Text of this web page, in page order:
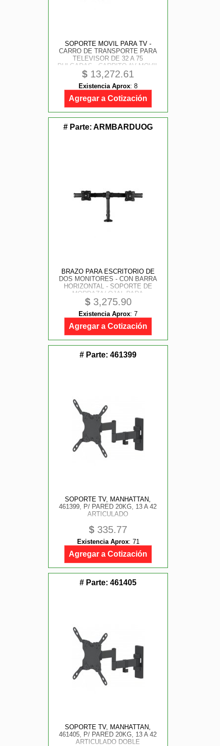
SOPORTE MOVIL PARA TV -
CARRO DE TRANSPORTE PARA
TELEVISOR DE 32 A 75
PULGADAS - CARRITO AV MOVIL
MESA RODANTE PARA TV VESA
CON AJUSTE DE UN TOQUE -
STARTECH.COM MOD.
STNDMTV70
$ 13,272.61
Existencia Aprox: 8
Agregar a Cotización
# Parte: ARMBARDUOG
BRAZO PARA ESCRITORIO DE
DOS MONITORES - CON BARRA
HORIZONTAL - SOPORTE DE
MORDAZA/ OJAL PARA
ESCRITORIO - STARTECH.COM
MOD. ARMBARDUOG
$3,275.90
Existencia Aprox: 7
Agregar a Cotización
# Parte: 461399
SOPORTE TV, MANHATTAN,
461399, P/ PARED 20KG, 13 A 42
ARTICULADO
$ 335.77
Existencia Aprox: 71
Agregar a Cotización
# Parte: 461405
SOPORTE TV, MANHATTAN,
461405, P/ PARED 20KG, 13 A 42
ARTICULADO DOBLE